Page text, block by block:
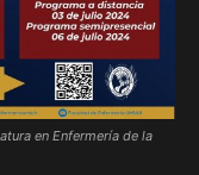
en Enfermería de la